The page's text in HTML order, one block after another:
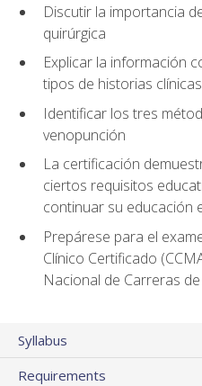
Discutir la importancia
quirúrgica
Explicar la información
tipos de historias
Identificar los tres
venopunción
La certificación
ciertos requisitos
continuar su educación
Prepárese para el
Clínico Certificado
Nacional de Carreras
Syllabus
Requirements